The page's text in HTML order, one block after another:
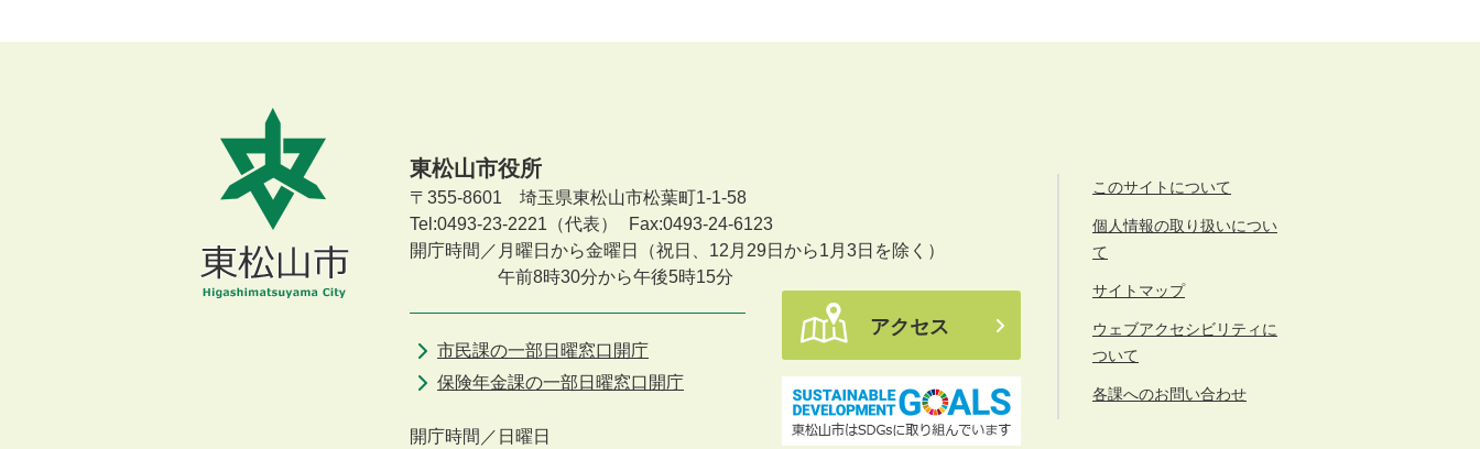
東松山市役所
〒355-8601 埼玉県東松山市松葉町1-1-58
Tel:0493-23-2221（代表）
Fax:0493-24-6123
開庁時間／月曜日から金曜日
（祝日、12月29日から1月3日を除く）
午前8時30分から午後5時15分
市民課の一部日曜窓口開庁
保険年金課の一部日曜窓口開庁
開庁時間／ 日曜日
アクセス
このサイトについて
個人情報の取り扱いについ
て
サイトマップ
ウェブアクセシビリティに
ついて
各課へのお問い合わせ